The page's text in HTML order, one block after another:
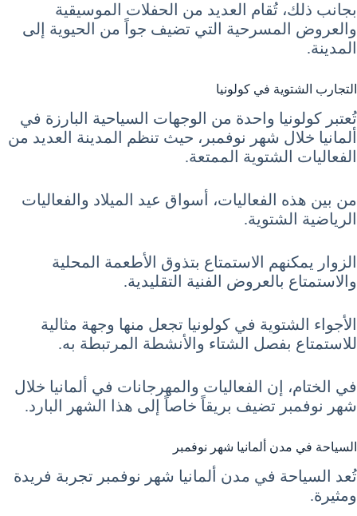
بجانب ذلك، تُقام العديد من الحفلات الموسيقية
والعروض المسرحية التي تضيف جواً من الحيوية إلى
المدينة.
التجارب الشتوية في كولونيا
تُعتبر كولونيا واحدة من الوجهات السياحية البارزة في
ألمانيا خلال شهر نوفمبر، حيث تنظم المدينة العديد من
الفعاليات الشتوية الممتعة.
من بين هذه الفعاليات، أسواق عيد الميلاد والفعاليات
الرياضية الشتوية.
الزوار يمكنهم الاستمتاع بتذوق الأطعمة المحلية
والاستمتاع بالعروض الفنية التقليدية.
الأجواء الشتوية في كولونيا تجعل منها وجهة مثالية
للاستمتاع بفصل الشتاء والأنشطة المرتبطة به.
في الختام، إن الفعاليات والمهرجانات في ألمانيا خلال
شهر نوفمبر تضيف بريقاً خاصاً إلى هذا الشهر البارد.
السياحة في مدن ألمانيا شهر نوفمبر
تُعد السياحة في مدن ألمانيا شهر نوفمبر تجربة فريدة
ومثيرة.